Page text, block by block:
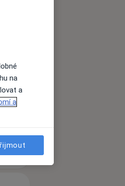
na
a
a